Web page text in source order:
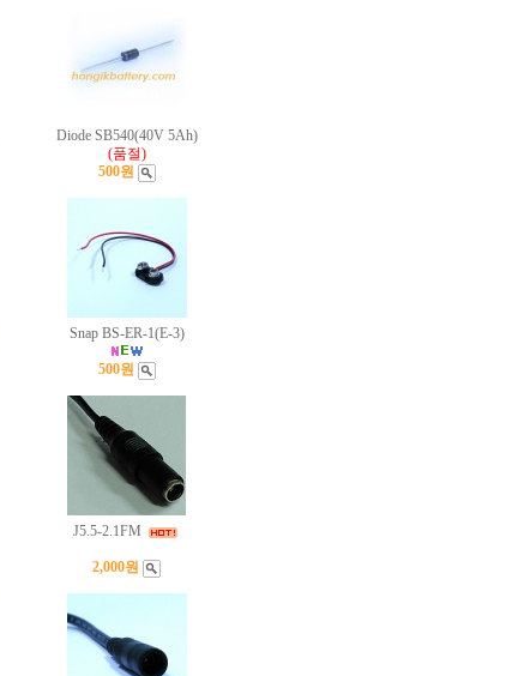
Diode SB540(40V 5Ah)
(품절)
500원
Snap BS-ER-1(E-3)
500원
J5.5-2.1FM
2,000원